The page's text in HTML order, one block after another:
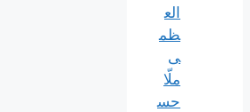
الع
ظم
ی
ملّا
حس